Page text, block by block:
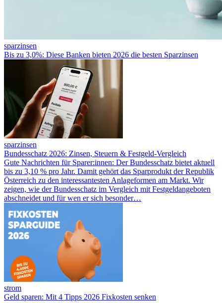
sparzinsen
Bis zu 3,0%: Diese Banken bieten 2026 die besten Sparzinsen
sparzinsen
Bundesschatz 2026: Zinsen, Steuern & Festgeld-Vergleich
Gute Nachrichten für Sparer:innen: Der Bundesschatz bietet aktuell
bis zu 3,10 % pro Jahr. Damit gehört das Sparprodukt der Republik
Österreich zu den interessantesten Anlageformen am Markt. Wir
zeigen, wie der Bundesschatz im Vergleich mit Festgeldangeboten
abschneidet und für wen er sich besonder…
strom
Geld sparen: Mit 4 Tipps 2026 Fixkosten senken